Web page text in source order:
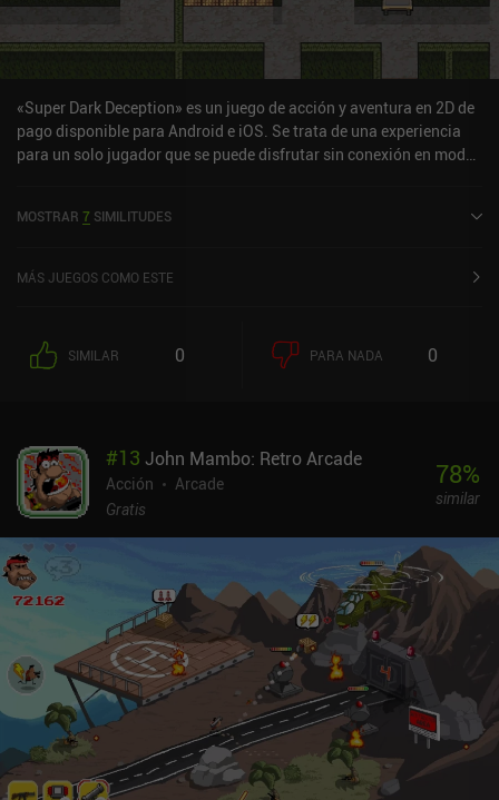
«Super Dark Deception» es un juego de acción y aventura en 2D de
pago disponible para Android e iOS. Se trata de una experiencia
para un solo jugador que se puede disfrutar sin conexión en modo
Google Play y de 4,5 sobre 5,0 en la App Store de iOS.
MOSTRAR 7 SIMILITUDES
MÁS JUEGOS COMO ESTE
SIMILAR 0 PARA NADA 0
#13 John Mambo: Retro Arcade
Acción
Arcade
Gratis
78%
similar